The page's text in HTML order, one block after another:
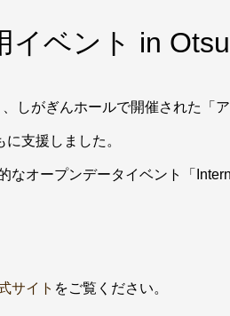
イベント in
しがぎんホールで開催された「
支援しました。
なオープンデータイベント「
サイト をご覧ください。